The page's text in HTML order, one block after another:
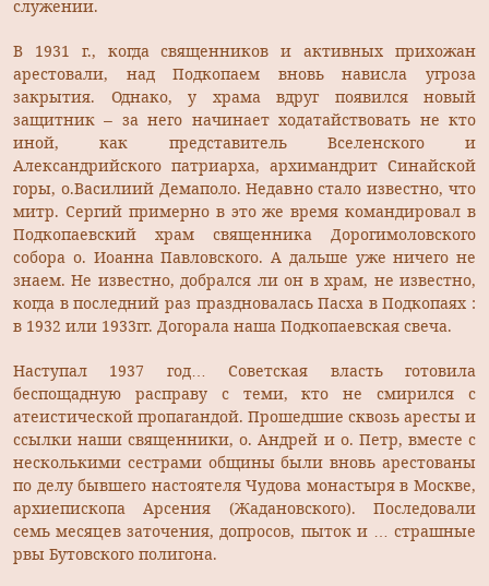
служении.
В 1931 г., когда священников и активных прихожан
арестовали, над Подкопаем вновь нависла угроза
закрытия. Однако, у храма вдруг появился новый
защитник – за него начинает ходатайствовать не кто
иной, как представитель Вселенского и
Александрийского патриарха, архимандрит Синайской
горы, о.Василиий Демаполо. Недавно стало известно, что
митр. Сергий примерно в это же время командировал в
Подкопаевский храм священника Дорогимоловского
собора о. Иоанна Павловского. А дальше уже ничего не
знаем. Не известно, добрался ли он в храм, не известно,
когда в последний раз праздновалась Пасха в Подкопаях :
в 1932 или 1933гг. Догорала наша Подкопаевская свеча.
Наступал 1937 год… Советская власть готовила
беспощадную расправу с теми, кто не смирился с
атеистической пропагандой. Прошедшие сквозь аресты и
ссылки наши священники, о. Андрей и о. Петр, вместе с
несколькими сестрами общины были вновь арестованы
по делу бывшего настоятеля Чудова монастыря в Москве,
архиепископа Арсения (Жадановского). Последовали
семь месяцев заточения, допросов, пыток и … страшные
рвы Бутовского полигона.